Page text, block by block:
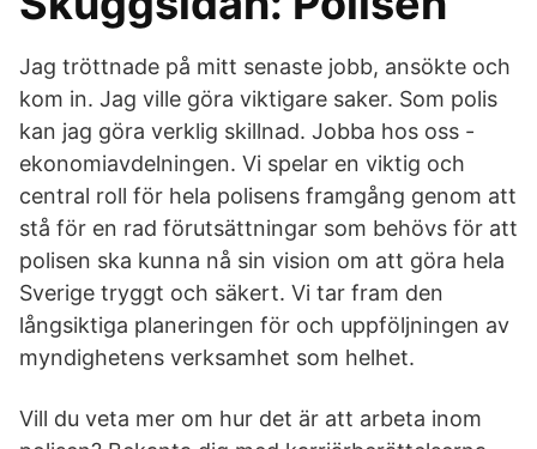
Jag tröttnade på mitt senaste jobb, ansökte och
kom in. Jag ville göra viktigare saker. Som polis
kan jag göra verklig skillnad. Jobba hos oss -
ekonomiavdelningen. Vi spelar en viktig och
central roll för hela polisens framgång genom att
stå för en rad förutsättningar som behövs för att
polisen ska kunna nå sin vision om att göra hela
Sverige tryggt och säkert. Vi tar fram den
långsiktiga planeringen för och uppföljningen av
myndighetens verksamhet som helhet.
Vill du veta mer om hur det är att arbeta inom